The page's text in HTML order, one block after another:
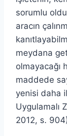
sorumlu
aracın
meydana
olmayacağı
maddede
yenisi daha
Uygulamalı
2012, s.